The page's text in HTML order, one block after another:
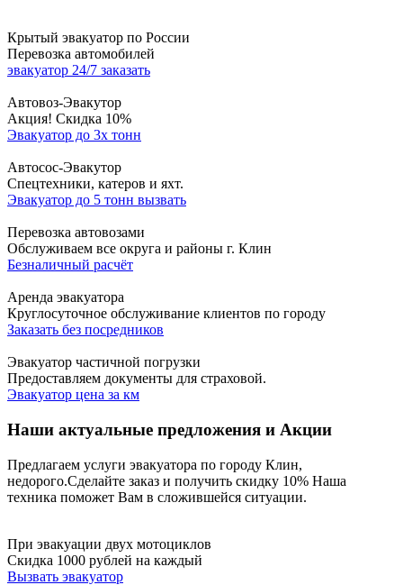
Крытый эвакуатор по России
Перевозка автомобилей
эвакуатор 24/7 заказать
Автовоз-Эвакутор
Акция! Скидка 10%
Эвакуатор до 3х тонн
Автосос-Эвакутор
Cпецтехники, катеров и яхт.
Эвакуатор до 5 тонн вызвать
Перевозка автовозами
Обслуживаем все округа и районы г. Клин
Безналичный расчёт
Аренда эвакуатора
Круглосуточное обслуживание клиентов по городу
Заказать без посредников
Эвакуатор частичной погрузки
Предоставляем документы для страховой.
Эвакуатор цена за км
Наши актуальные предложения и Акции
Предлагаем услуги эвакуатора по городу Клин,
недорого.Сделайте заказ и получить скидку 10% Наша
техника поможет Вам в сложившейся ситуации.
При эвакуации двух мотоциклов
Скидка 1000 рублей на каждый
Вызвать эвакуатор